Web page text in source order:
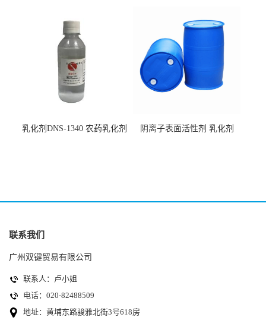
乳化剂DNS-1340 农药乳化剂
阴离子表面活性剂 乳化剂
联系我们
广州双键贸易有限公司
联系人：卢小姐
电话：020-82488509
地址：黄埔东路骏雅北街3号618房